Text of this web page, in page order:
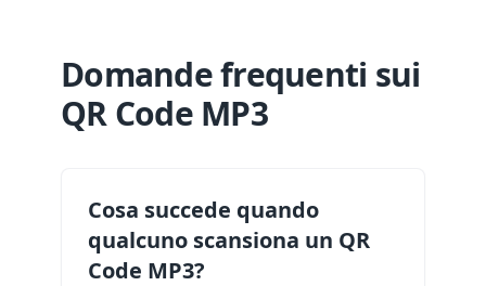
Domande frequenti sui
QR Code MP3
Cosa succede quando
qualcuno scansiona un QR
Code MP3?